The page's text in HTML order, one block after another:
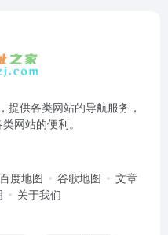
提供各类网站的导航服务，
网站的便利。
百度地图 谷歌地图
文章
关于我们